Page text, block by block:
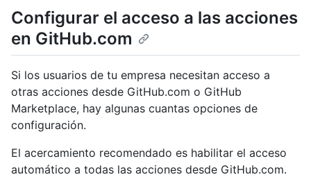
Configurar el acceso a las acciones
en GitHub.com
Si los usuarios de tu empresa necesitan acceso a
otras acciones desde GitHub.com o GitHub
Marketplace, hay algunas cuantas opciones de
configuración.
El acercamiento recomendado es habilitar el acceso
automático a todas las acciones desde GitHub.com.